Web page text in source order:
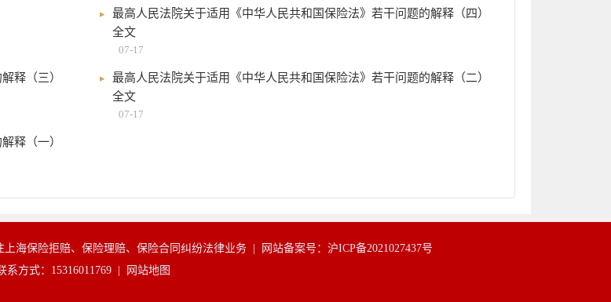
最高人民法院关于适用《中华人民共和国保险法》若干问题的解释（四）
全文
07-17
释（三）
最高人民法院关于适用《中华人民共和国保险法》若干问题的解释（二）
全文
07-17
释（一）
上海保险拒赔、保险理赔、保险合同纠纷法律业务 |
网站备案号：沪ICP备2021027437号
系方式：15316011769 |
网站地图